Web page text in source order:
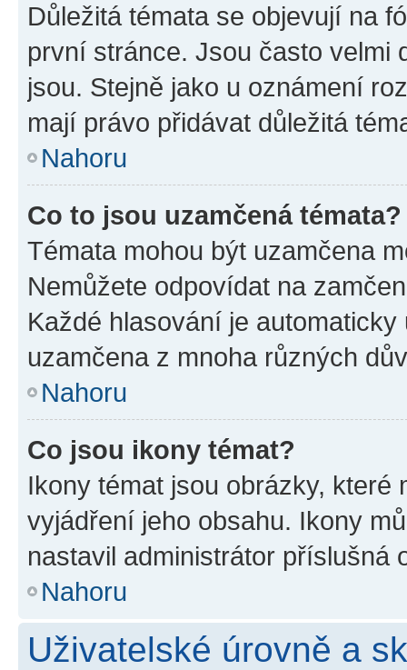
Důležitá témata se objevují na
první stránce. Jsou často velmi
jsou. Stejně jako u oznámení
mají právo přidávat důležitá
Nahoru
Co to jsou uzamčená témata?
Témata mohou být uzamčena
Nemůžete odpovídat na
Každé hlasování je
uzamčena z mnoha různých
Nahoru
Co jsou ikony témat?
Ikony témat jsou obrázky,
vyjádření jeho obsahu. Ikony
nastavil administrátor příslušná
Nahoru
Uživatelské úrovně a